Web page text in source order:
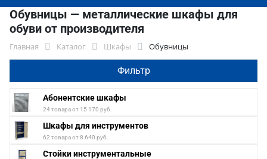
Обувницы — металлические шкафы для
обуви от производителя
Главная Каталог Шкафы Обувницы
Фильтр
Абонентские шкафы
24 товара от 15 170 руб.
Шкафы для инструментов
62 товара от 8 640 руб.
Стойки инструментальные